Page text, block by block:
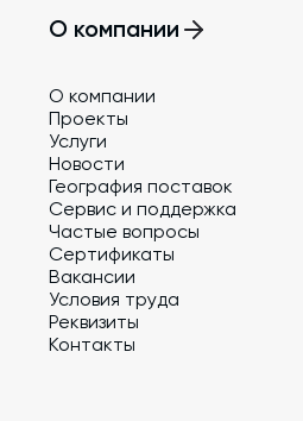
О компании
О компании
Проекты
Услуги
Новости
География поставок
Сервис и поддержка
Частые вопросы
Сертификаты
Вакансии
Условия труда
Реквизиты
Контакты